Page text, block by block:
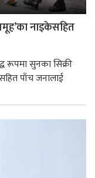
नाइकेसहित
रूपमा सुनका सिक्री
पाँच जनालाई